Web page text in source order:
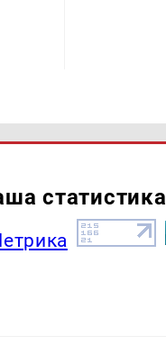
статистика